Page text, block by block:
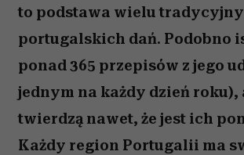
to podstawa wielu
portugalskich dań. Podobno
ponad 365 przepisów z jego
jednym na każdy dzień
twierdzą nawet, że jest ich
Każdy region Portugalii ma